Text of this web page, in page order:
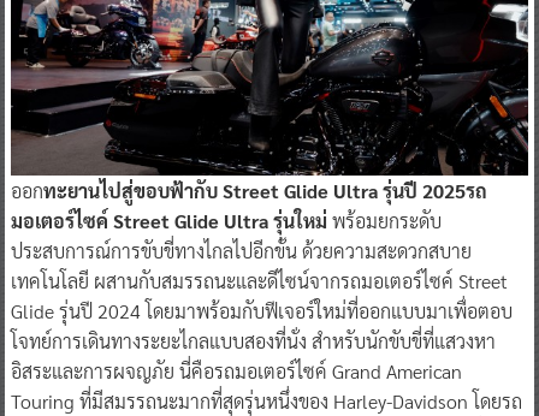
ออกทะยานไปสู่ขอบฟ้ากับ Street Glide Ultra รุ่นปี 2025รถ
มอเตอร์ไซค์ Street Glide Ultra รุ่นใหม่ พร้อมยกระดับ
ประสบการณ์การขับขี่ทางไกลไปอีกขั้น ด้วยความสะดวกสบาย
เทคโนโลยี ผสานกับสมรรถนะและดีไซน์จากรถมอเตอร์ไซค์ Street
Glide รุ่นปี 2024 โดยมาพร้อมกับฟีเจอร์ใหม่ที่ออกแบบมาเพื่อตอบ
โจทย์การเดินทางระยะไกลแบบสองที่นั่ง สำหรับนักขับขี่ที่แสวงหา
อิสระและการผจญภัย นี่คือรถมอเตอร์ไซค์ Grand American
Touring ที่มีสมรรถนะมากที่สุดรุ่นหนึ่งของ Harley-Davidson โดยรถ